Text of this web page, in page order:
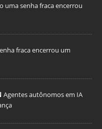
uma senha fraca encerrou
fraca encerrou um
Agentes autônomos em IA